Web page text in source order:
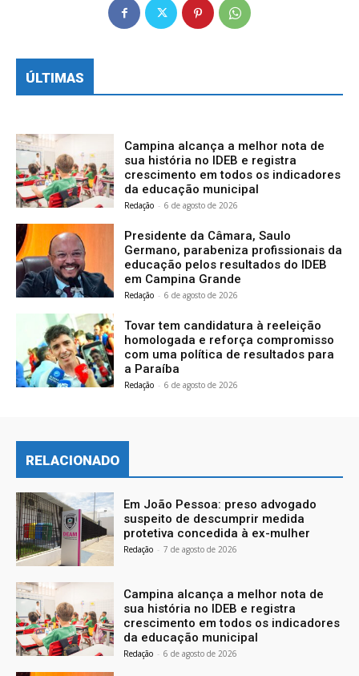
ÚLTIMAS
Campina alcança a melhor nota de
sua história no IDEB e registra
crescimento em todos os indicadores
da educação municipal
Redação - 6 de agosto de 2026
Presidente da Câmara, Saulo
Germano, parabeniza profissionais da
educação pelos resultados do IDEB
em Campina Grande
Redação - 6 de agosto de 2026
Tovar tem candidatura à reeleição
homologada e reforça compromisso
com uma política de resultados para
a Paraíba
Redação - 6 de agosto de 2026
RELACIONADO
Em João Pessoa: preso advogado
suspeito de descumprir medida
protetiva concedida à ex-mulher
Redação - 7 de agosto de 2026
Campina alcança a melhor nota de
sua história no IDEB e registra
crescimento em todos os indicadores
da educação municipal
Redação - 6 de agosto de 2026